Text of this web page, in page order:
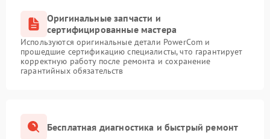
Оригинальные запчасти и
сертифицированные мастера
Используются оригинальные детали PowerCom и
прошедшие сертификацию специалисты, что гарантирует
корректную работу после ремонта и сохранение
гарантийных обязательств
Бесплатная диагностика и быстрый ремонт